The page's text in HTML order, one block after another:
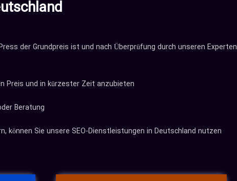
der Grundpreis ist und nach Überprüfung durch unseren Experten
Preis und in kürzester Zeit anzubieten.
Beratung.
können Sie unsere SEO-Dienstleistungen in Deutschland nutzen.